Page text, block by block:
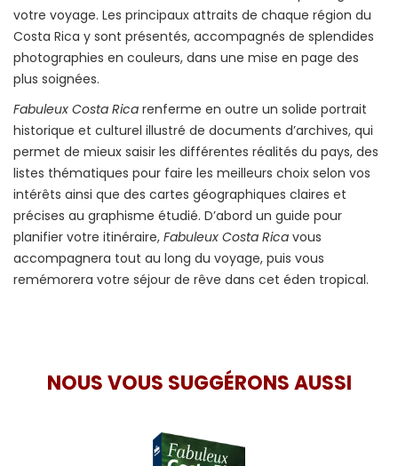
votre voyage. Les principaux attraits de chaque région du
Costa Rica y sont présentés, accompagnés de splendides
photographies en couleurs, dans une mise en page des
plus soignées.
Fabuleux Costa Rica renferme en outre un solide portrait
historique et culturel illustré de documents d’archives, qui
permet de mieux saisir les différentes réalités du pays, des
listes thématiques pour faire les meilleurs choix selon vos
intérêts ainsi que des cartes géographiques claires et
précises au graphisme étudié. D’abord un guide pour
planifier votre itinéraire, Fabuleux Costa Rica vous
accompagnera tout au long du voyage, puis vous
remémorera votre séjour de rêve dans cet éden tropical.
NOUS VOUS SUGGÉRONS AUSSI